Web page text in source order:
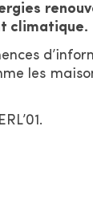
climatique.
les